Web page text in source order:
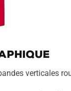
verticales